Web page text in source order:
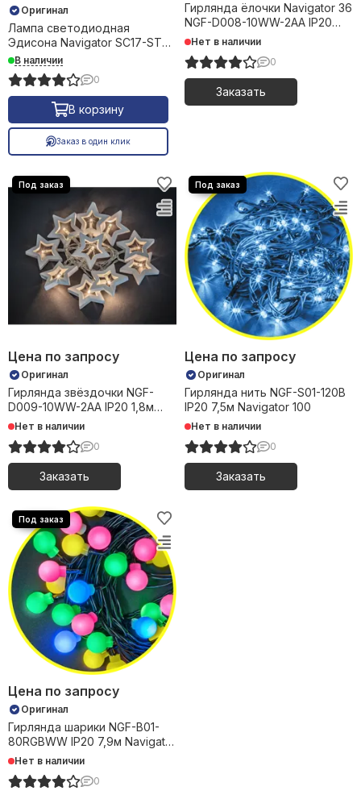
Оригинал
Лампа светодиодная
Эдисона Navigator SC17-ST64
4Вт Е27 1800K 32980
В наличии
0
В корзину
Заказ в один клик
Гирлянда ёлочки Navigator 36
NGF-D008-10WW-2AA IP20
1,8м 34548
Нет в наличии
0
Заказать
Цена по запросу
Оригинал
Гирлянда звёздочки NGF-
D009-10WW-2AA IP20 1,8м
Navigator 36
Нет в наличии
0
Заказать
Цена по запросу
Оригинал
Гирлянда нить NGF-S01-120B
IP20 7,5м Navigator 100
Нет в наличии
0
Заказать
Цена по запросу
Оригинал
Гирлянда шарики NGF-B01-
80RGBWW IP20 7,9м Navigator
50Нет в наличии
0